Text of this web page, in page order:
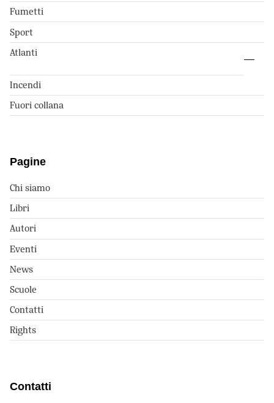
Fumetti
Sport
Atlanti
Incendi
Fuori collana
Pagine
Chi siamo
Libri
Autori
Eventi
News
Scuole
Contatti
Rights
Contatti